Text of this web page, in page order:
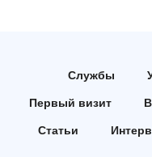
Службы
Первый визит
Статьи